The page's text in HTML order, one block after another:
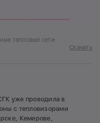
тепловые сети
Скачать
уже проводила в
с тепловизорами
Кемерове,